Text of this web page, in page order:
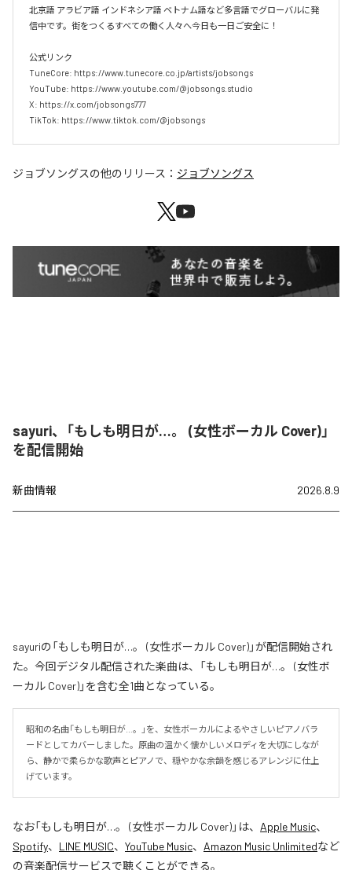
北京語 アラビア語 インドネシア語 ベトナム語など多言語でグローバルに発
信中です。街をつくるすべての働く人々へ今日も一日ご安全に！
公式リンク
TuneCore: https://www.tunecore.co.jp/artists/jobsongs
YouTube: https://www.youtube.com/@jobsongs.studio
X: https://x.com/jobsongs777
TikTok: https://www.tiktok.com/@jobsongs
ジョブソングスの他のリリース： ジョブソングス
sayuri、「もしも明日が…。 (女性ボーカル Cover)」
を配信開始
新曲情報 2026.8.9
sayuriの「もしも明日が…。 (女性ボーカル Cover)」が配信開始され
た。今回デジタル配信された楽曲は、「もしも明日が…。 (女性ボ
ーカル Cover)」を含む全1曲となっている。
昭和の名曲「もしも明日が…。」を、女性ボーカルによるやさしいピアノバラ
ードとしてカバーしました。原曲の温かく懐かしいメロディを大切にしなが
ら、静かで柔らかな歌声とピアノで、穏やかな余韻を感じるアレンジに仕上
げています。
なお「もしも明日が…。 (女性ボーカル Cover)」は、 Apple Music、
Spotify、 LINE MUSIC、 YouTube Music、 Amazon Music Unlimitedなど
の音楽配信サービスで聴くことができる。